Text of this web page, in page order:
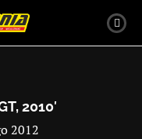
2010′
2012